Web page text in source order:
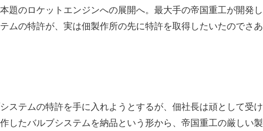
題のロケットエンジンへの展開へ。最大手の帝国重工が開発し
ムの特許が、実は佃製作所の先に特許を取得したいたのでさあ
ステムの特許を手に入れようとするが、佃社長は頑として受け
したバルブシステムを納品という形から、帝国重工の厳しい製